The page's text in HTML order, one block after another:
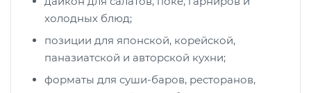
холодных блюд;
позиции для японской, корейской,
паназиатской и авторской кухни;
форматы для суши-баров, ресторанов,